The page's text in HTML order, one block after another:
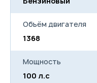
Объём двигателя
1368
Мощность
100 л.с